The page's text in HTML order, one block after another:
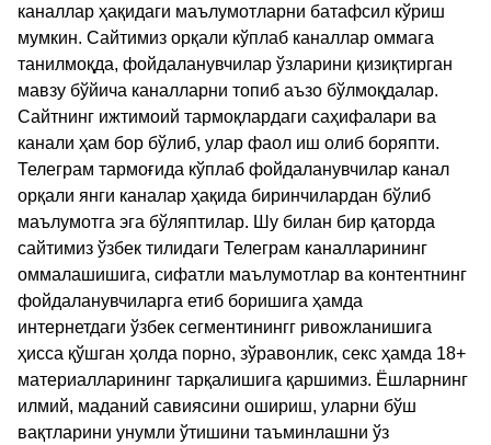
каналлар ҳақидаги маълумотларни батафсил кўриш
мумкин. Сайтимиз орқали кўплаб каналлар оммага
танилмоқда, фойдаланувчилар ўзларини қизиқтирган
мавзу бўйича каналларни топиб аъзо бўлмоқдалар.
Сайтнинг ижтимоий тармоқлардаги саҳифалари ва
канали ҳам бор бўлиб, улар фаол иш олиб боряпти.
Телеграм тармоғида кўплаб фойдаланувчилар канал
орқали янги каналар ҳақида биринчилардан бўлиб
маълумотга эга бўляптилар. Шу билан бир қаторда
сайтимиз ўзбек тилидаги Телеграм каналларининг
оммалашишига, сифатли маълумотлар ва контентнинг
фойдаланувчиларга етиб боришига ҳамда
интернетдаги ўзбек сегментинингг ривожланишига
ҳисса қўшган ҳолда порно, зўравонлик, секс ҳамда 18+
материалларининг тарқалишига қаршимиз. Ёшларнинг
илмий, маданий савиясини ошириш, уларни бўш
вақтларини унумли ўтишини таъминлашни ўз